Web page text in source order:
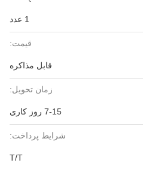
قیمت:
قابل مذاکره
زمان تحویل:
7-15 روز کاری
شرایط پرداخت:
T/T